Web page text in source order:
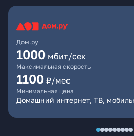
Дом.ру
1000 мбит/сек
Максимальная скорость
1100 ₽/мес
Минимальная цена
Домашний интернет, ТВ,